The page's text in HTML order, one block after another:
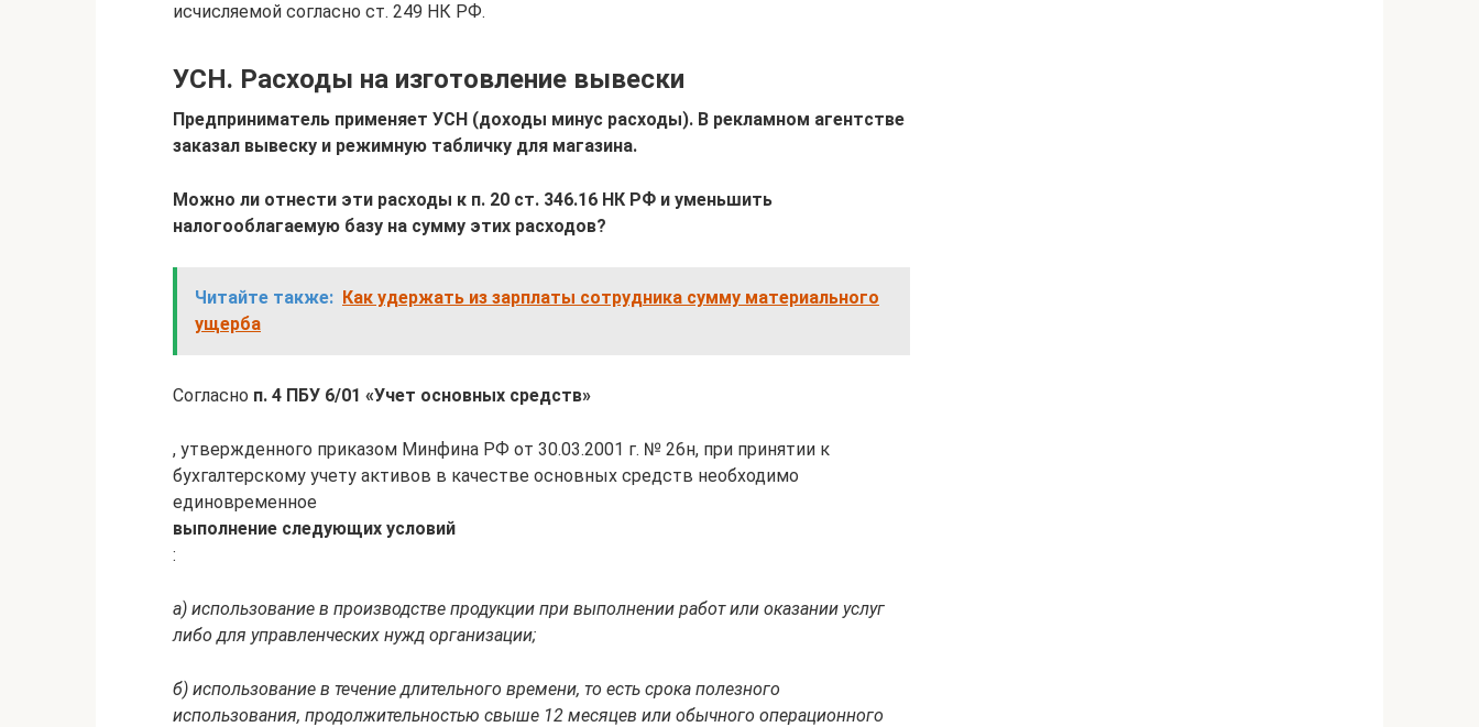
исчисляемой согласно ст. 249 НК РФ.
УСН. Расходы на изготовление вывески
Предприниматель применяет УСН (доходы минус расходы). В рекламном агентстве
заказал вывеску и режимную табличку для магазина.
Можно ли отнести эти расходы к п. 20 ст. 346.16 НК РФ и уменьшить
налогооблагаемую базу на сумму этих расходов?
Читайте также: Как удержать из зарплаты сотрудника сумму материального
ущерба
Согласно п. 4 ПБУ 6/01 «Учет основных средств»
, утвержденного приказом Минфина РФ от 30.03.2001 г. № 26н, при принятии к
бухгалтерскому учету активов в качестве основных средств необходимо
единовременное
выполнение следующих условий
:
а) использование в производстве продукции при выполнении работ или оказании услуг
либо для управленческих нужд организации;
б) использование в течение длительного времени, то есть срока полезного
использования, продолжительностью свыше 12 месяцев или обычного операционного